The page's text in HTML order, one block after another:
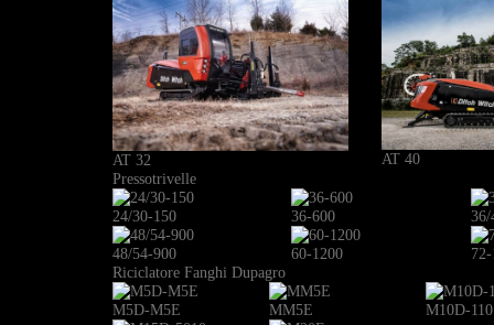
AT 32
AT 40
Pressotrivelle
24/30-150 36-600 36/
48/54-900 60-1200
Riciclatore Fanghi Dupagro
M5D-M5E MM5E M10D-110